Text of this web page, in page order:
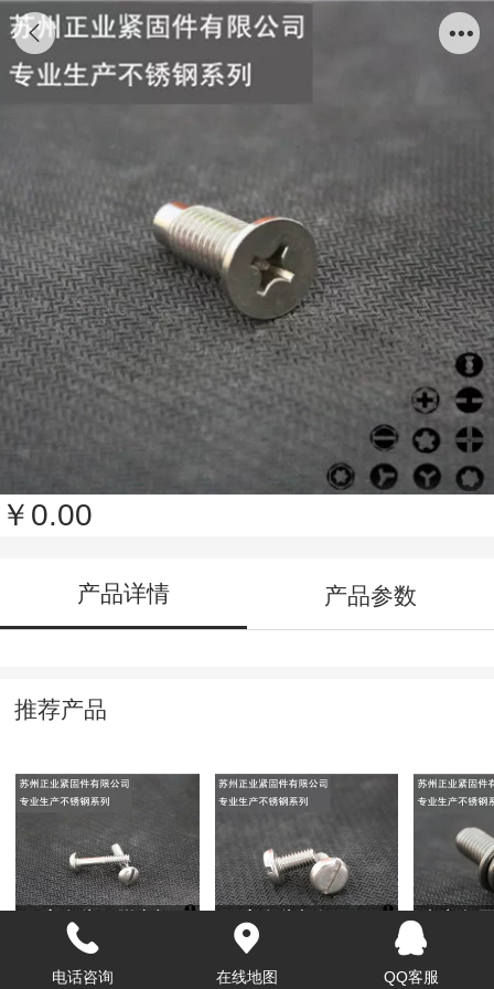
非标机钉-十字3
￥0.00
产品详情 产品参数
推荐产品
一字盘头不脱出螺
一字盘头机钉GB67
垫组合
电话咨询 在线地图 QQ客服